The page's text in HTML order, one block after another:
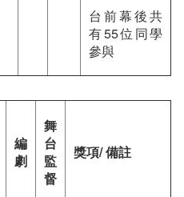
台前幕後共
有55位同學
參與
編
劇
舞
台
監
督
獎項/ 備註